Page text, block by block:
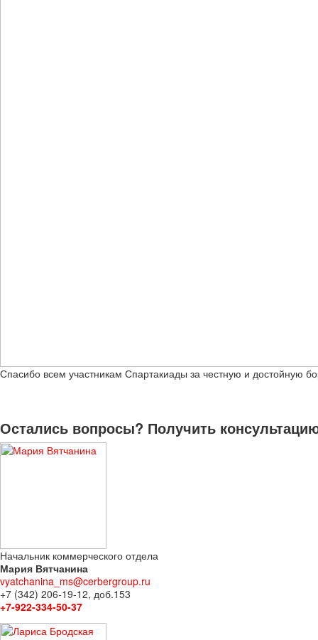
Спасибо всем участникам Спартакиады за честную и достойную
Остались вопросы? Получить
Начальник коммерческого отдела
Мария Вятчанина
vyatchanina_ms@cerbergroup.ru
+7 (342) 206-19-12, доб.153
+7-922-334-50-37